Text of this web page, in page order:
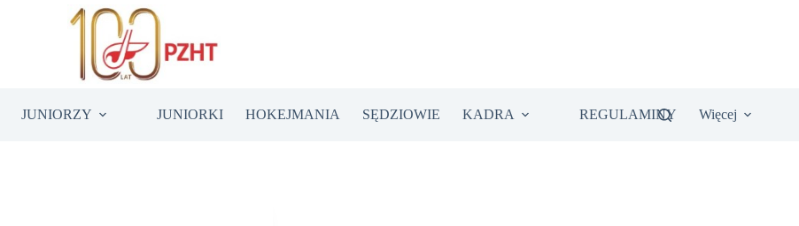
JUNIORZY JUNIORKI HOKEJMANIA SĘDZIOWIE KADRA REGULAMINY Więcej